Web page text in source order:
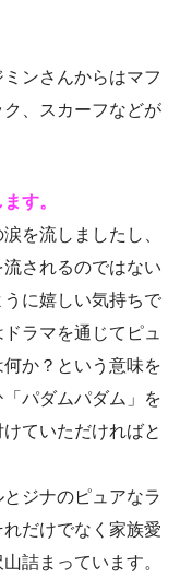
ンさんからはマフ
、スカーフなどが
す。
を流しましたし、
されるのではない
に嬉しい気持ちで
ラマを通じてピュ
か？という意味を
パダムパダム」を
ていただければと
とジナのピュアなラ
だけでなく家族愛
詰まっています。